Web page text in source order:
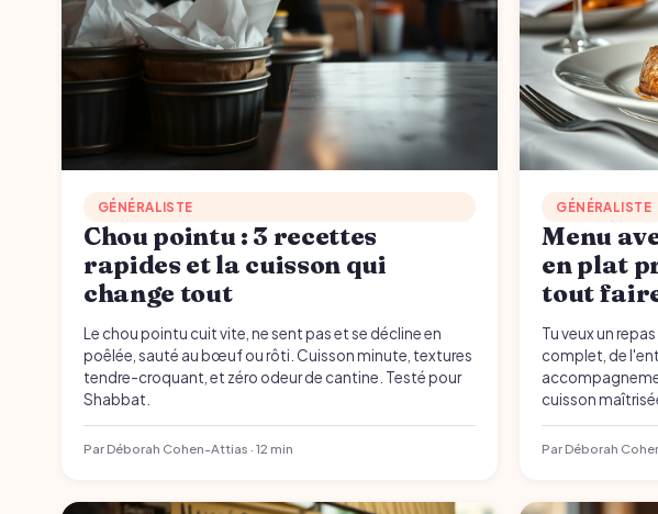
GÉNÉRALISTE
Chou pointu : 3 recettes
rapides et la cuisson qui
change tout
Le chou pointu cuit vite, ne sent pas et se décline en
poêlée, sauté au bœuf ou rôti. Cuisson minute, textures
tendre-croquant, et zéro odeur de cantine. Testé pour
Shabbat.
Par Déborah Cohen-Attias · 12 min
GÉNÉRALISTE
Menu
en plat
tout
Tu veux un
complet, de
cuisson
Par Déborah